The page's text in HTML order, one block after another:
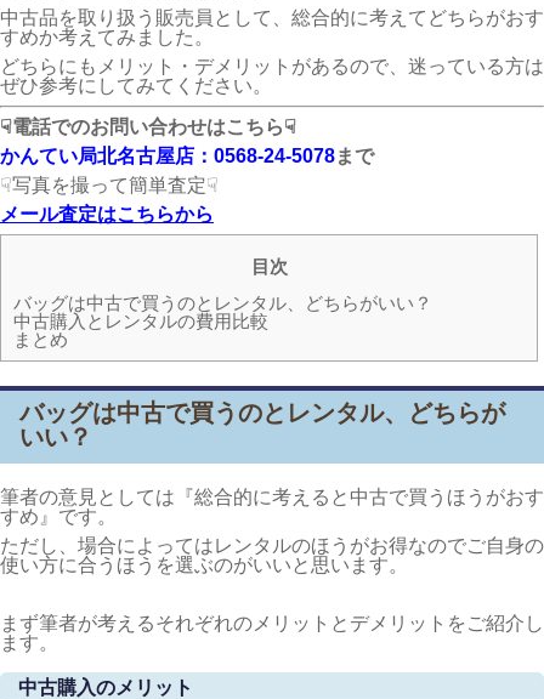
中古品を取り扱う販売員として、総合的に考えてどちらがおす
すめか考えてみました。
どちらにもメリット・デメリットがあるので、迷っている方は
ぜひ参考にしてみてください。
☟電話でのお問い合わせはこちら☟
かんてい局北名古屋店：0568-24-5078まで
☟写真を撮って簡単査定☟
メール査定はこちらから
目次
バッグは中古で買うのとレンタル、どちらがいい？
中古購入とレンタルの費用比較
まとめ
バッグは中古で買うのとレンタル、どちらが
いい？
筆者の意見としては『総合的に考えると中古で買うほうがおす
すめ』です。
ただし、場合によってはレンタルのほうがお得なのでご自身の
使い方に合うほうを選ぶのがいいと思います。
まず筆者が考えるそれぞれのメリットとデメリットをご紹介し
ます。
中古購入のメリット